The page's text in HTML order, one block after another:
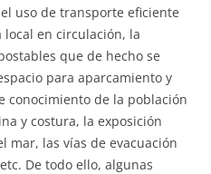
uso de transporte eficiente
en circulación, la
que de hecho se
para aparcamiento y
conocimiento de la población
y costura, la exposición
mar, las vías de evacuación
De todo ello, algunas